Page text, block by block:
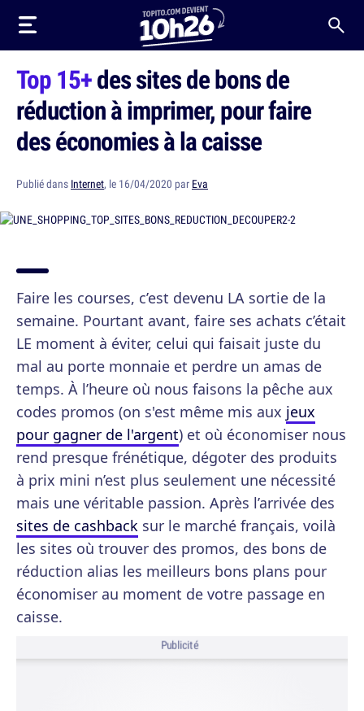
Top 15+des sites de bons de
réduction à imprimer, pour faire
des économies à la caisse
Publié dans Internet, le 16/04/2020 par Eva
Faire les courses, c’est devenu LA sortie de la
semaine. Pourtant avant, faire ses achats c’était
LE moment à éviter, celui qui faisait juste du
mal au porte monnaie et perdre un amas de
temps. À l’heure où nous faisons la pêche aux
codes promos (on s'est même mis aux jeux
pour gagner de l'argent) et où économiser nous
rend presque frénétique, dégoter des produits
à prix mini n’est plus seulement une nécessité
mais une véritable passion. Après l’arrivée des
sites de cashback sur le marché français, voilà
les sites où trouver des promos, des bons de
réduction alias les meilleurs bons plans pour
économiser au moment de votre passage en
caisse.
Publicité